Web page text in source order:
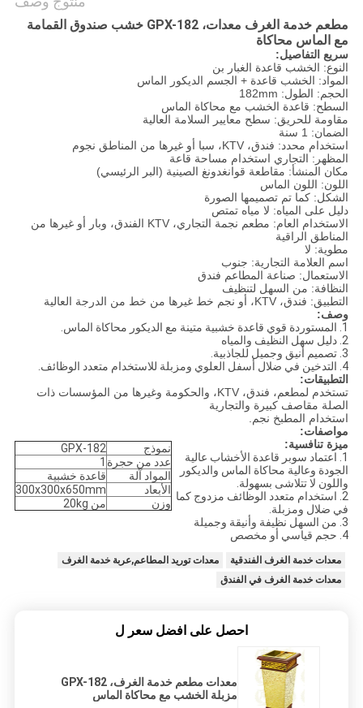
مطعم خدمة الغرف معدات، GPX-182 خشب صندوق القمامة
مع الماس محاكاة
سريع التفاصيل:
النوع: الخشب قاعدة الغبار بن
المواد: الخشب قاعدة + الجسم الديكور الماس
الحجم: الطول: 182mm
السطح: قاعدة الخشب مع محاكاة الماس
مقاومة للحريق: سطح معايير السلامة العالية
الضمان: 1 سنة
استخدام محدد: فندق، KTV، سبا أو غيرها من المناطق نجوم
المظهر: التجاري استخدام مساحة قاعة
مكان المنشأ: مقاطعة قوانغدونغ الصينية (البر الرئيسي)
اللون: اللون الماس
الشكل: كما تم تصميمها الصورة
دليل على المياه: لا مياه تمتص
الاستخدام العام: مطعم نجمة التجاري، KTV الفندق، وبار أو غيرها من
المناطق الراقية
مطوية: لا
اسم العلامة التجارية: جنوب
الاستعمال: صناعة المطاعم فندق
النظافة: من السهل لتنظيف
التطبيق: فندق، KTV، أو نجم خط غيرها من خط من الدرجة العالية
وصف:
1. المستوردة قوي قاعدة خشبية متينة مع الديكور محاكاة الماس.
2. دليل سهل النظيف والمياه
3. تصميم أنيق وجميل للجاذبية.
4. التدخين في ضلال أسفل العلوي ومزبلة للاستخدام متعدد الوظائف.
التطبيقات:
تستخدم لمطعم، فندق، KTV، والحكومة وغيرها من المؤسسات ذات
الصلة مقاصف كبيرة والتجارية
استخدام المطبخ نجم.
مواصفات:
نموذج
GPX-182
عدد من حجرة 1
المواد آلة
قاعدة خشبية
الأبعاد
300x300x650mm
وزن
من 20kg
ميزة تنافسية:
1. اعتماد سوبر قاعدة الأخشاب عالية
الجودة وعالية محاكاة الماس والديكور
واللون لا تتلاشى بسهولة.
2. استخدام متعدد الوظائف مزدوج كما
في ضلال ومزبلة.
3. من السهل نظيفة وأنيقة وجميلة
4. حجم قياسي أو مخصص
معدات خدمة الغرف الفندقية
معدات توريد المطاعم,عربة خدمة الغرف
معدات خدمة الغرف في الفندق
احصل على افضل سعر ل
معدات مطعم خدمة الغرف، GPX-182
مزبلة الخشب مع محاكاة الماس